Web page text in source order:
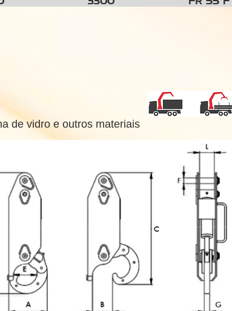
de vidro e outros materiais